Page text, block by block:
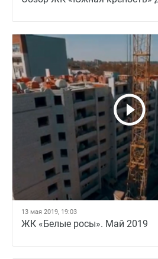
13 мая 2019, 19:03
ЖК «Белые росы». Май 2019